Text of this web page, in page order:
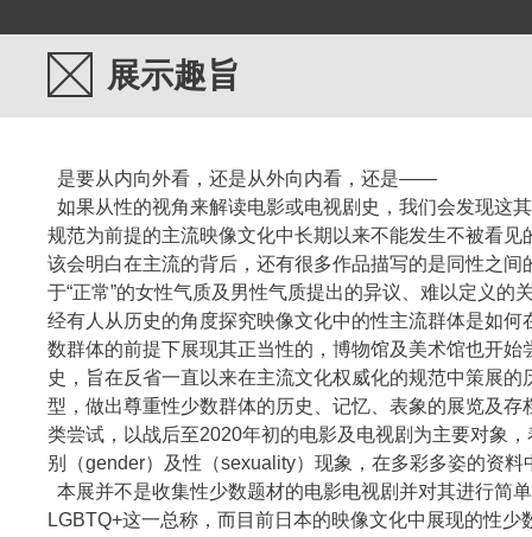
展示趣旨
是要从内向外看，还是从外向内看，还是——
如果从性的视角来解读电影或电视剧史，我们会发现这
规范为前提的主流映像文化中长期以来不能发生不被看见
该会明白在主流的背后，还有很多作品描写的是同性之间
于“正常”的女性气质及男性气质提出的异议、难以定义的
经有人从历史的角度探究映像文化中的性主流群体是如何
数群体的前提下展现其正当性的，博物馆及美术馆也开始
史，旨在反省一直以来在主流文化权威化的规范中策展的
型，做出尊重性少数群体的历史、记忆、表象的展览及存
类尝试，以战后至2020年初的电影及电视剧为主要对象
别（gender）及性（sexuality）现象，在多彩多姿的资料
本展并不是收集性少数题材的电影电视剧并对其进行简
LGBTQ+这一总称，而目前日本的映像文化中展现的性少